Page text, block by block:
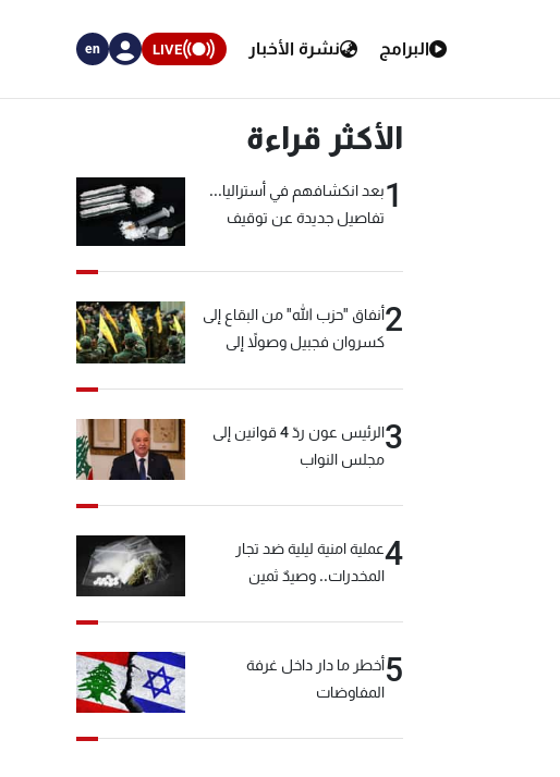
البرامج نشرة الأخبار LIVE
en
الأكثر قراءة
1بعد انكشافهم في أستراليا...
تفاصيل جديدة عن توقيف
2أنفاق "حزب الله" من البقاع إلى
كسروان فجبيل وصولاً إلى
3
الرئيس عون ردّ 4 قوانين إلى
مجلس النواب
4عملية امنية ليلية ضد تجار
المخدرات.. وصيدٌ ثمين
5أخطر ما دار داخل غرفة
المفاوضات